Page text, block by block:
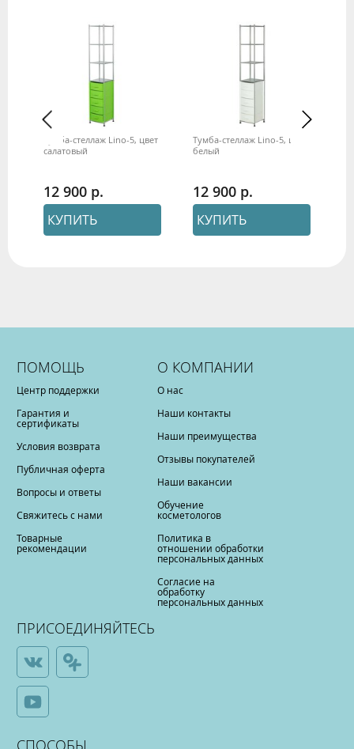
Тумба-стеллаж Lino-5, цвет
салатовый
12 900
КУПИТЬ
Тумба-стеллаж Lino-5, цвет
белый
12 900
КУПИТЬ
ПОМОЩЬ
Центр поддержки
Гарантия и
сертификаты
Условия возврата
Публичная оферта
Вопросы и ответы
Свяжитесь с нами
Товарные
рекомендации
О КОМПАНИИ
О нас
Наши контакты
Наши преимущества
Отзывы покупателей
Наши вакансии
Обучение
косметологов
Политика в
отношении обработки
персональных данных
Согласие на
обработку
персональных данных
ПРИСОЕДИНЯЙТЕСЬ